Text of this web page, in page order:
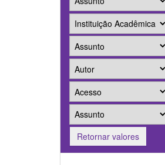
Retornar valores